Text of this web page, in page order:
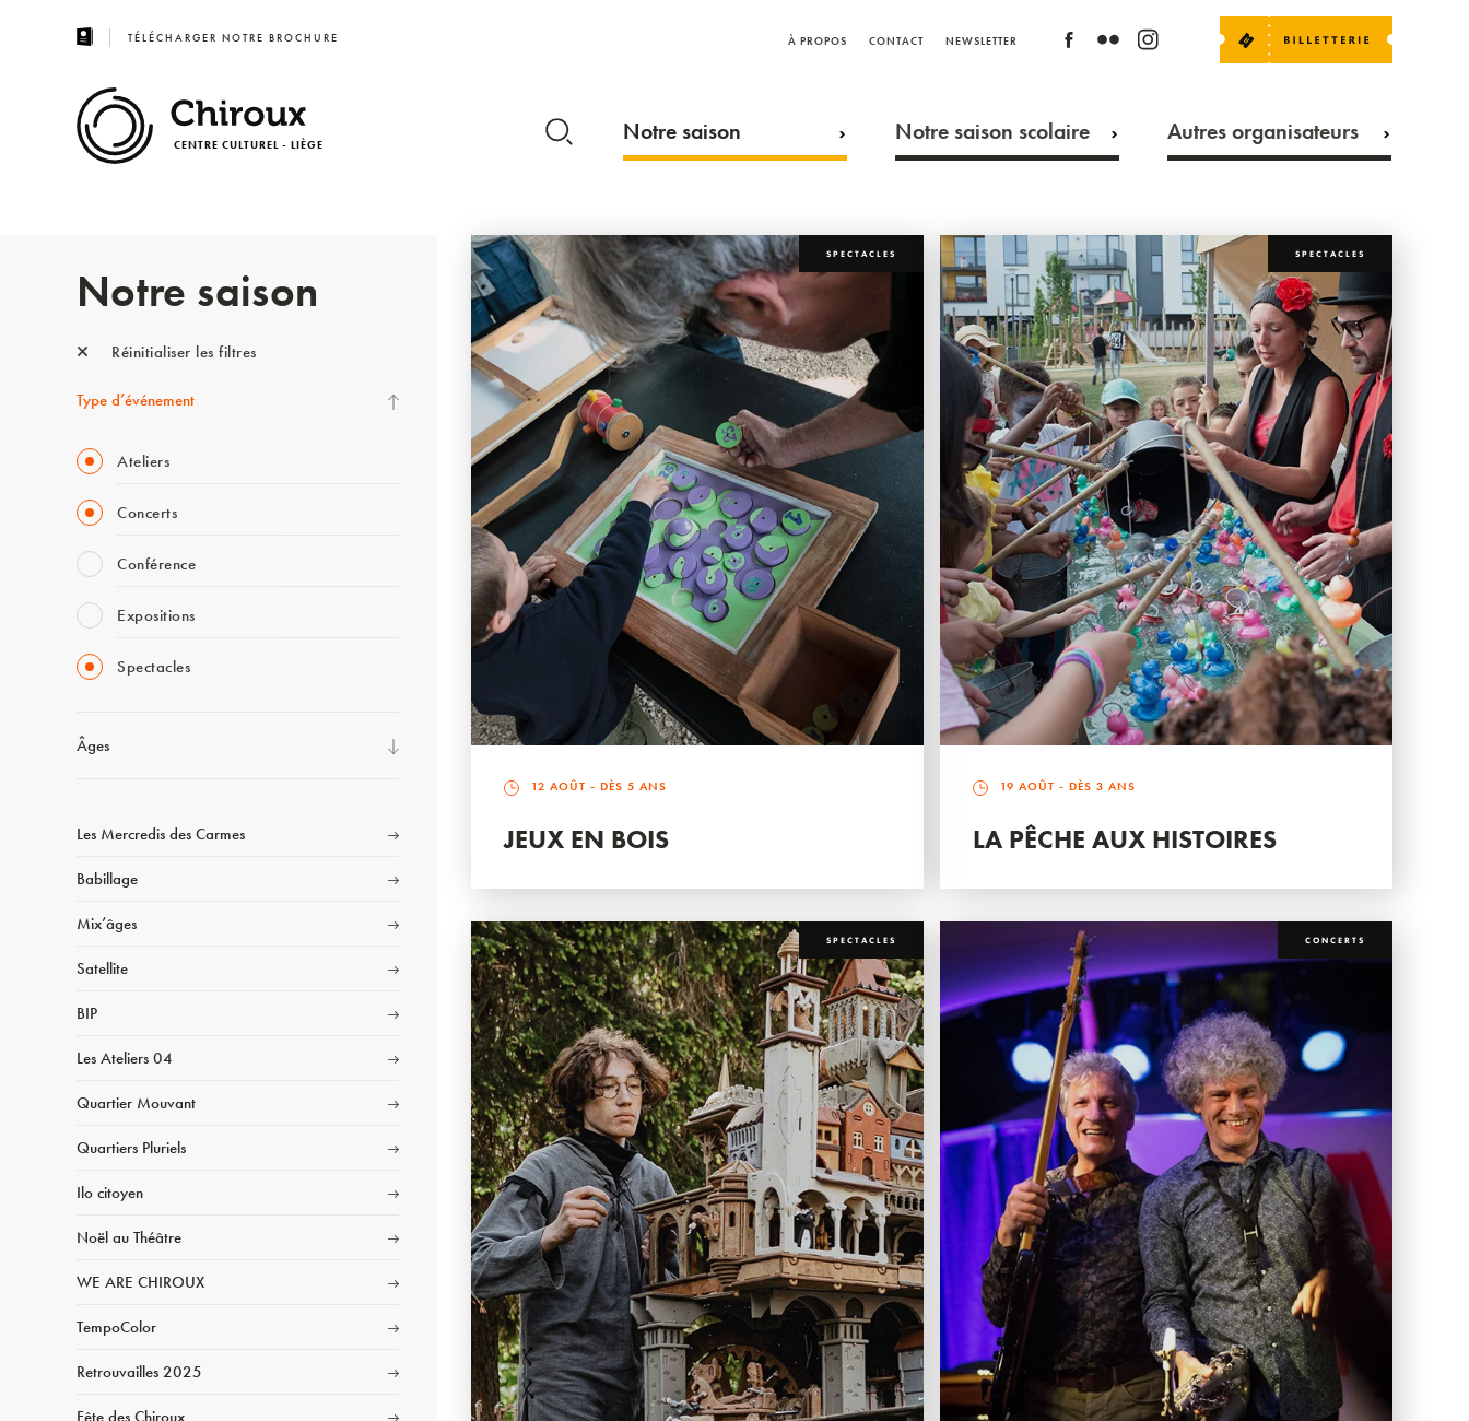
TÉLÉCHARGER NOTRE BROCHURE À PROPOS CONTACT NEWSLETTER
CENTRE CULTUREL - LIÈGE Notre saison Notre saison scolaire Autres organisateurs
Notre saison
Réinitialiser les filtres
Type d’événement
Ateliers
Concerts
Conférence
Expositions
Spectacles
Âges
Les Mercredis des Carmes
Babillage
Mix’âges
Satellite
BIP
Les Ateliers 04
Quartier Mouvant
Quartiers Pluriels
Ilo citoyen
Noël au Théâtre
WE ARE CHIROUX
TempoColor
Retrouvailles 2025
Fête des Chiroux
SPECTACLES
12 AOÛT - DÈS 5 ANS
JEUX EN BOIS
SPECTACLES
19 AOÛT - DÈS 3 ANS
LA PÊCHE AUX HISTOIRES
SPECTACLES CONCERTS